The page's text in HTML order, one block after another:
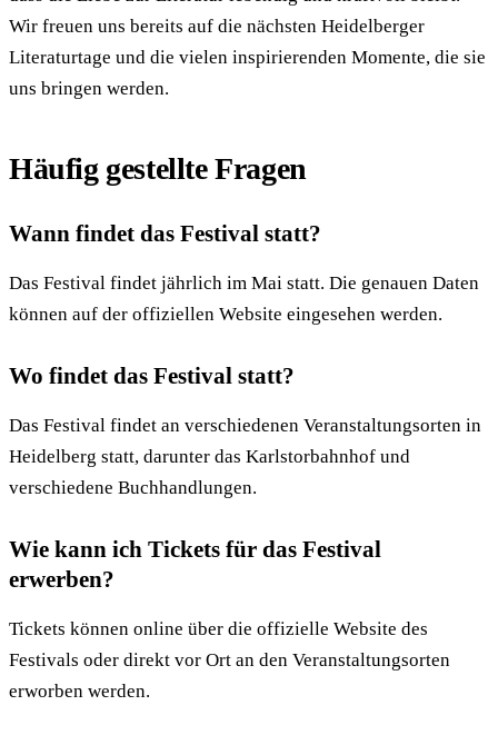
Wir freuen uns bereits auf die nächsten Heidelberger
Literaturtage und die vielen inspirierenden Momente, die sie
uns bringen werden.
Häufig gestellte Fragen
Wann findet das Festival statt?
Das Festival findet jährlich im Mai statt. Die genauen Daten
können auf der offiziellen Website eingesehen werden.
Wo findet das Festival statt?
Das Festival findet an verschiedenen Veranstaltungsorten in
Heidelberg statt, darunter das Karlstorbahnhof und
verschiedene Buchhandlungen.
Wie kann ich Tickets für das Festival
erwerben?
Tickets können online über die offizielle Website des
Festivals oder direkt vor Ort an den Veranstaltungsorten
erworben werden.